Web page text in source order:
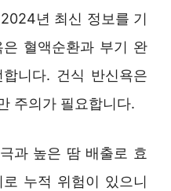
년 최신 정보를 기
혈액순환과 부기 완
니다. 건식 반신욕은
주의가 필요합니다.
과 높은 땀 배출로 효
누적 위험이 있으니